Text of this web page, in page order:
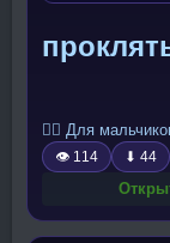
🧍‍♂️ Для
👁 114 ⬇ 44